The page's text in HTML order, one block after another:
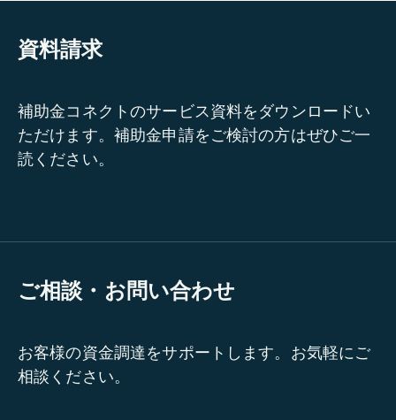
資料請求
補助金コネクトのサービス資料をダウンロードい
ただけます。補助金申請をご検討の方はぜひご一
読ください。
ご相談・お問い合わせ
お客様の資金調達をサポートします。お気軽にご
相談ください。